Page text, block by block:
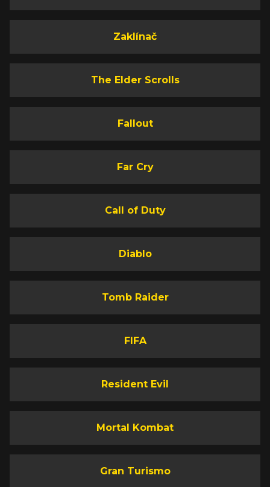
Zaklínač
The Elder Scrolls
Fallout
Far Cry
Call of Duty
Diablo
Tomb Raider
FIFA
Resident Evil
Mortal Kombat
Gran Turismo